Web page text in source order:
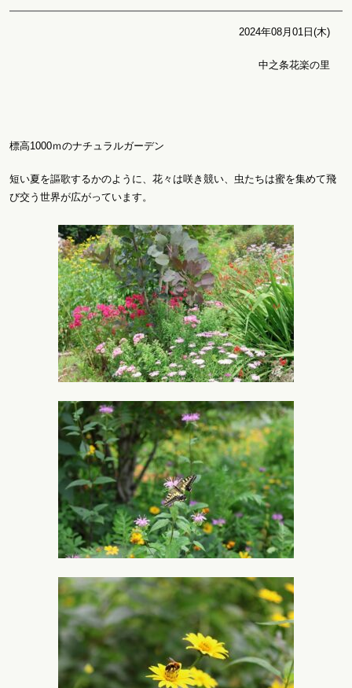
2024年08月01日(木)
中之条花楽の里
標高1000ｍのナチュラルガーデン
短い夏を謳歌するかのように、花々は咲き競い、虫たちは蜜を集めて飛
び交う世界が広がっています。